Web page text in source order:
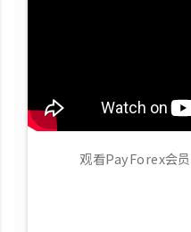
观看PayForex会员